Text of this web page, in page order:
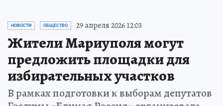
НОВОСТИ ОБЩЕСТВО 29 апреля 2026 12:03
Жители Мариуполя могут
предложить площадки для
избирательных участков
В рамках подготовки к выборам депутатов